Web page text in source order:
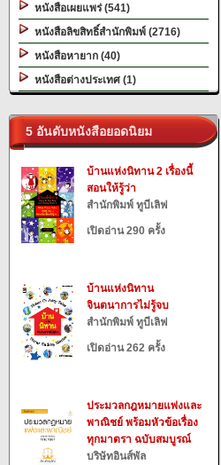
หนังสือเผยแพร่ (541)
หนังสือลิขสิทธิ์สำนักพิมพ์ (2716)
หนังสือหายาก (40)
หนังสือต่างประเทศ (1)
5 อันดับหนังสือยอดนิยม
บ้านแห่งนิทาน 2 เรื่องนี้
สอนให้รู้ว่า
สำนักพิมพ์ ทูบีเลิฟ
เปิดอ่าน 290 ครั้ง
บ้านแห่งนิทาน
จินตนาการไม่รู้จบ
สำนักพิมพ์ ทูบีเลิฟ
เปิดอ่าน 262 ครั้ง
ประมวลกฎหมายแพ่งและ
พาณิชย์ พร้อมหัวข้อเรื่อง
ทุกมาตรา ฉบับสมบูรณ์
บริษัทอินส์พัล